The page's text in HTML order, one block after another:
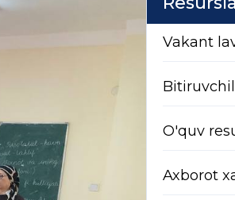
Vakant
O'quv
Axborot